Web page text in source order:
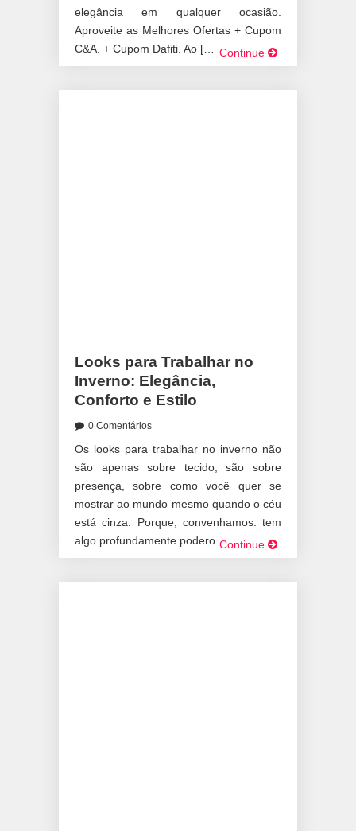
elegância em qualquer ocasião.
Aproveite as Melhores Ofertas + Cupom
C&A. + Cupom Dafiti. Ao […] Continue
Looks para Trabalhar no
Inverno: Elegância,
Conforto e Estilo
0 Comentários
Os looks para trabalhar no inverno não
são apenas sobre tecido, são sobre
presença, sobre como você quer se
mostrar ao mundo mesmo quando o céu
está cinza. Porque, convenhamos: tem
algo profundamente poderoso em […]
Continue